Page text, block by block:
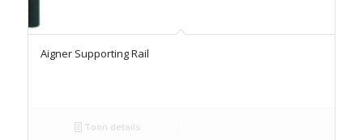
Aigner Supporting Rail
Toon details